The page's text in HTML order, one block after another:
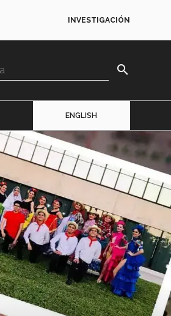
INVESTIGACIÓN
search
ENGLISH